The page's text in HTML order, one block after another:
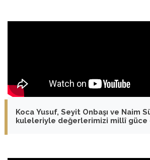
Koca Yusuf, Seyit Onbaşı ve Naim
kuleleriyle değerlerimizi millî güce